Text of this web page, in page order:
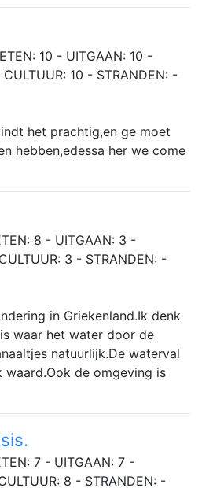
10 - UITGAAN: 10 -
10 - STRANDEN: -
het prachtig,en ge moet
hebben,edessa her we come
8 - UITGAAN: 3 -
3 - STRANDEN: -
in Griekenland.Ik denk
waar het water door de
natuurlijk.De waterval
waard.Ook de omgeving is
7 - UITGAAN: 7 -
8 - STRANDEN: -